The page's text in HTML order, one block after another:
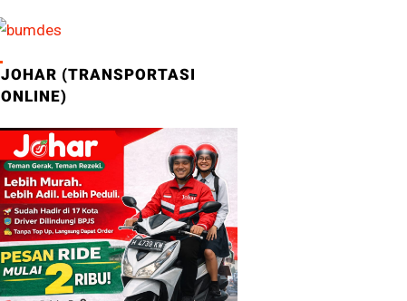
JOHAR (TRANSPORTASI
ONLINE)